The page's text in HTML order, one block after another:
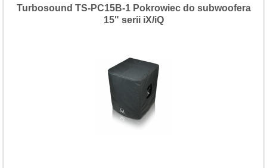
Turbosound TS-PC15B-1 Pokrowiec do subwoofera
15" serii iX/iQ